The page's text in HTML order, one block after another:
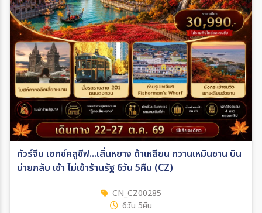
ทัวร์จีน เอกซ์คลูซีฟ...เสิ่นหยาง ต้าเหลียน กวานเหมินซาน บิน
บ่ายกลับ เช้า ไม่เข้าร้านรัฐ 6วัน 5คืน (CZ)
CN_CZ00285
6วัน 5คืน